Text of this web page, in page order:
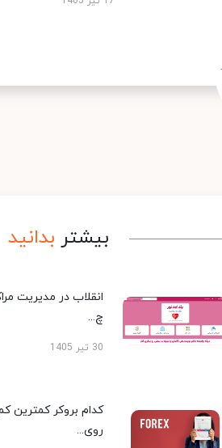
بیشتر بدانید
انقلاب در مدیریت
چ...
30 تیر 1405
کدام بروکر کمترین
روی...